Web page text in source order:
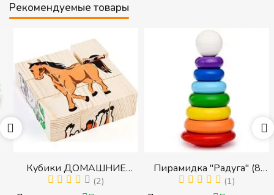
Рекомендуемые товары
Кубики ДОМАШНИЕ
ЖИВОТНЫЕ (Томик)
(2)
Пирамидка "Радуга" (8
деталей) (Пирамидка
(1)